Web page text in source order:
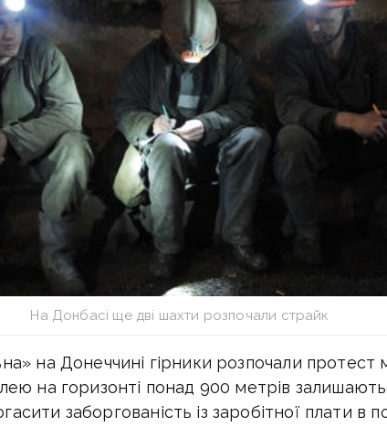
На Донбасі ще дві шахти розпочали страйк
на Донеччині гірники розпочали протест
на горизонті понад 900 метрів
заборгованість із заробітної плати в